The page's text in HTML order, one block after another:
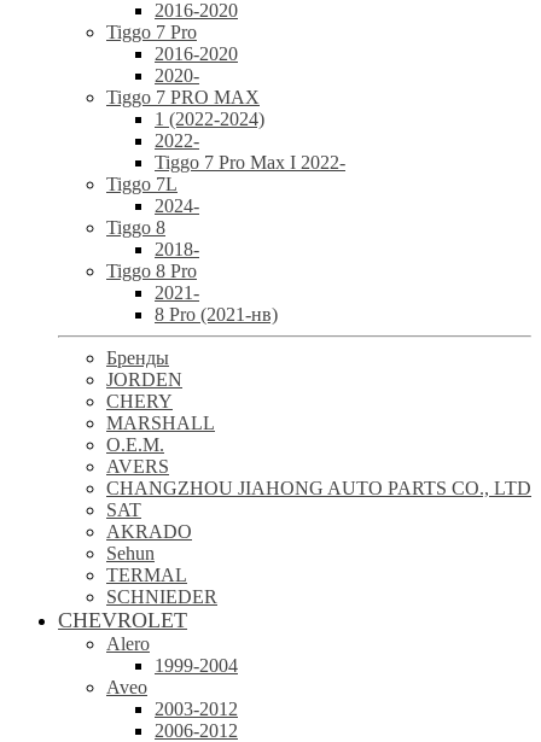
2016-2020
Tiggo 7 Pro
2016-2020
2020-
Tiggo 7 PRO MAX
1 (2022-2024)
2022-
Tiggo 7 Pro Max I 2022-
Tiggo 7L
2024-
Tiggo 8
2018-
Tiggo 8 Pro
2021-
8 Pro (2021-нв)
Бренды
JORDEN
CHERY
MARSHALL
O.E.M.
AVERS
CHANGZHOU JIAHONG AUTO PARTS CO., LTD
SAT
AKRADO
Sehun
TERMAL
SCHNIEDER
CHEVROLET
Alero
1999-2004
Aveo
2003-2012
2006-2012